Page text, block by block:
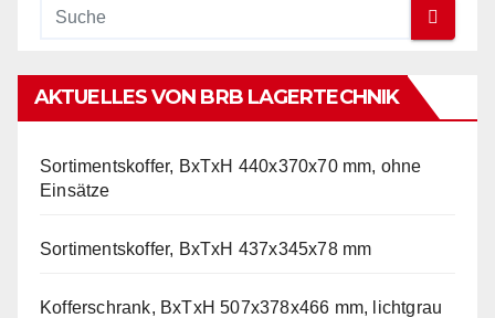
AKTUELLES VON BRB LAGERTECHNIK
Sortimentskoffer, BxTxH 440x370x70 mm, ohne
Einsätze
Sortimentskoffer, BxTxH 437x345x78 mm
Kofferschrank, BxTxH 507x378x466 mm, lichtgrau